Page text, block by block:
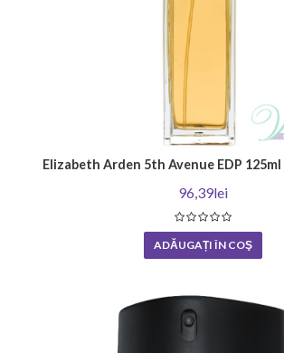
Elizabeth Arden 5th Avenue EDP 125ml
96,39lei
ADĂUGAȚI ÎN COŞ